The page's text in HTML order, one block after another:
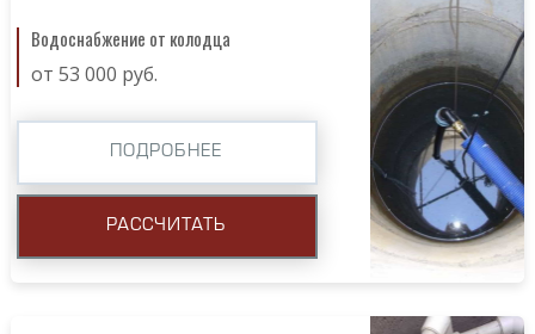
Водоснабжение от колодца
от 53 000 руб.
ПОДРОБНЕЕ
РАССЧИТАТЬ